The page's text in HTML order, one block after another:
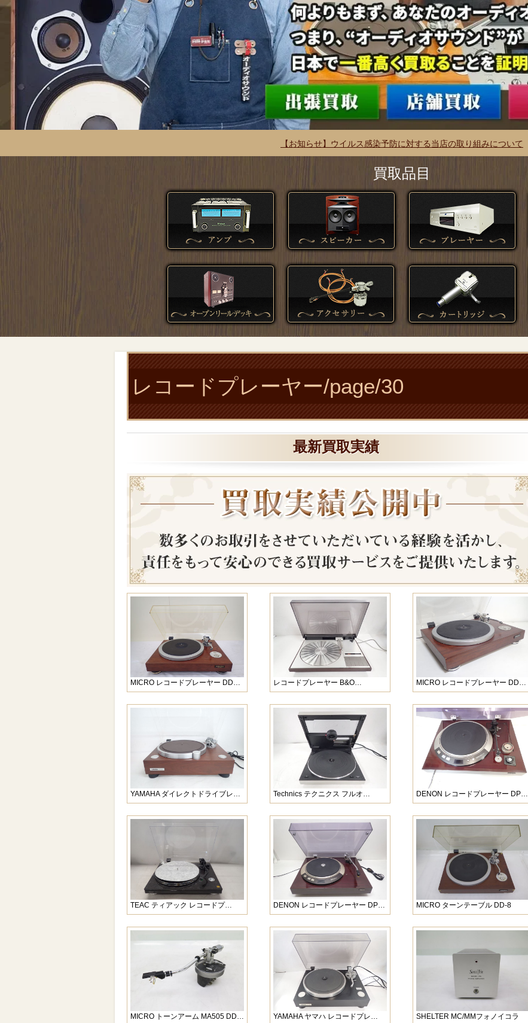
【お知らせ】ウイルス感染予防に対する当店の取り組みについて
買取品目
レコードプレーヤー/page/30
最新買取実績
MICRO レコードプレーヤー DD… レコードプレーヤー B&O… MICRO レコードプレーヤー DD…
YAMAHA ダイレクトドライブレ… Technics テクニクス フルオ… DENON レコードプレーヤー DP…
TEAC ティアック レコードプ… DENON レコードプレーヤー DP… MICRO ターンテーブル DD-8
MICRO トーンアーム MA505 DD… YAMAHA ヤマハ レコードプレ…
SHELTER MC/MMフォノイコラ